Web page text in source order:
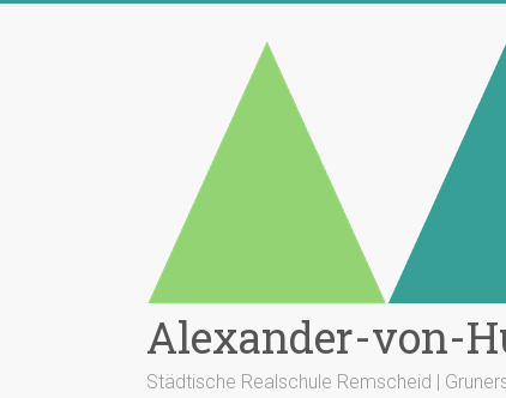
Alexander-von-
Städtische Realschule Remscheid |